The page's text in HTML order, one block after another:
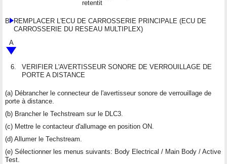
retentit
B
REMPLACER L'ECU DE CARROSSERIE PRINCIPALE (ECU DE
CARROSSERIE DU RESEAU MULTIPLEX)
A
6.
VERIFIER L'AVERTISSEUR SONORE DE VERROUILLAGE DE
PORTE A DISTANCE
(a) Débrancher le connecteur de l'avertisseur sonore de verrouillage de
porte à distance.
(b) Brancher le Techstream sur le DLC3.
(c) Mettre le contacteur d'allumage en position ON.
(d) Allumer le Techstream.
(e) Sélectionner les menus suivants: Body Electrical / Main Body / Active
Test.